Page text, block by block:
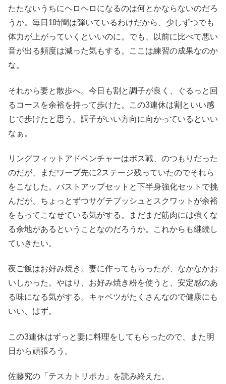
たたないうちにヘロヘロになるのは何とかならないのだろ
うか。毎日1時間は弾いているわけだから、少しずつでも
体力が上がっていくといいのに。でも、以前に比べて悪い
音が出る頻度は減った気もする。ここは練習の成果なのか
な。
それから妻と散歩へ。今日も割と調子が良く、ぐるっと回
るコースを余裕を持って歩けた。この3連休は割といい感
じで歩けたと思う。調子がいい方向に向かっているといい
なぁ。
リングフィットアドベンチャーはボス戦、のつもりだった
のだが、まだワープ先に2ステージ残っていたのでそれら
をこなした。バストアップセットと下半身強化セットで挑
んだが、ちょっとずつサゲテプッシュとスクワットが余裕
をもってこなせている気がする。まだまだ筋肉には強くな
る余地があるということなのだろうか。これからも継続し
ていきたい。
夜ご飯はお好み焼き。妻に作ってもらったが、なかなかお
いしかった。やはり、お好み焼き粉を使うと、安定感のあ
る味になる気がする。キャベツがたくさんなので健康にも
いい、はず。
この3連休はずっと妻に料理をしてもらったので、また明
日から頑張ろう。
佐藤究の「テスカトリポカ」を読み終えた。